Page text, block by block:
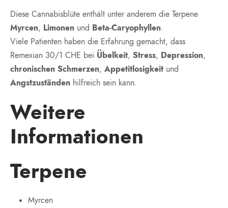
Diese Cannabisblüte enthält unter anderem die Terpene
Myrcen, Limonen und Beta-Caryophyllen.
Viele Patienten haben die Erfahrung gemacht, dass
Remexian 30/1 CHE bei Übelkeit, Stress, Depression,
chronischen Schmerzen, Appetitlosigkeit und
Angstzuständen hilfreich sein kann.
Weitere
Informationen
Terpene
Myrcen